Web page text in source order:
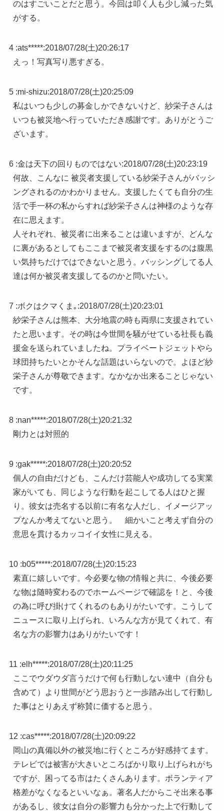
のはすごいことだと思う。今回は叩く人も少し減った気
がする。
4 :ats*****:2018/07/28(土)20:26:17
えっ！写真写り悪すぎる。
5 :mi-shizu:2018/07/28(土)20:25:09
私はいつも少しの募金しかできないけど、紗栄子さんは
いつも被災地へ行っていただき感謝です。ありがとうご
ざいます。
6 :金は天下の回りものではない:2018/07/28(土)20:23:19
何故、こんなに 被災者支援している紗栄子さんがバッシ
ングされるのかわかりません。支援したくても自分の生
活で手一杯の私からすれば紗栄子さんは神様のような存
在に思えます。
人それぞれ、被災者に出来ることは違いますが、どんな
に裏があるとしてもここまで被災者支援をするのは腹黒
い気持ちだけではできないと思う。バッシングしてる人
達は何か被災者支援してるのかと問いたい。
7 :ボクはクマくま｡ :2018/07/28(土)20:23:01
紗栄子さんは熊本、大分地震の時も両県に支援されてい
たと思います。その時は今世間を騒がせている社長も義
援金を送られていましたね。プライベートジェットやら
球団持ちたいとかそんな話題はいらないので。よほど紗
栄子さんが尊敬できます。なかなか出来ることじゃない
です。
8 :nan*****:2018/07/28(土)20:21:32
剛力とは対照的
9 :gak*****:2018/07/28(土)20:20:52
個人の自由だけども、こんだけ芸能人や成功してる実業
家がいても、同じような行動を起こしてる人はひと握
り。彼女は売名する以前に有名な人だし、イメージアッ
プなんか考えてないと思う。 細かいこと考えず自分の
意思を貫けるカッコイイ女性に見える。
10 :b05*****:2018/07/28(土)20:15:23
素直に嬉しいです。今必要な物の情報と共に、今後必要
な物は随時変わるのでホームページで確認を！と、今後
の為に呼び掛けてくれるのもありがたいです。こうして
ニュースに取り上げられ、いろんな方が見てくれて、有
名な方の影響力はありがたいです！
11 :elh*****:2018/07/28(土)20:11:25
ここでウダウダ言うだけで何も行動しない連中（自分も
含めて）より世間がどう思おうと一歩踏み出して行動し
た事はとりあえず称賛に価すると思う。
12 :cas*****:2018/07/28(土)20:09:22
岡山の真備以外の被災地に行くところが好感持てます。
テレビでは被害が大きいところばかり取り上げられがち
ですが、困ってる市はたくさんあります。ボランティア
格差がなくなるといいなぁ。著名人だからこそ出来る事
があるし、彼女は自分の影響力も分かった上で行動して